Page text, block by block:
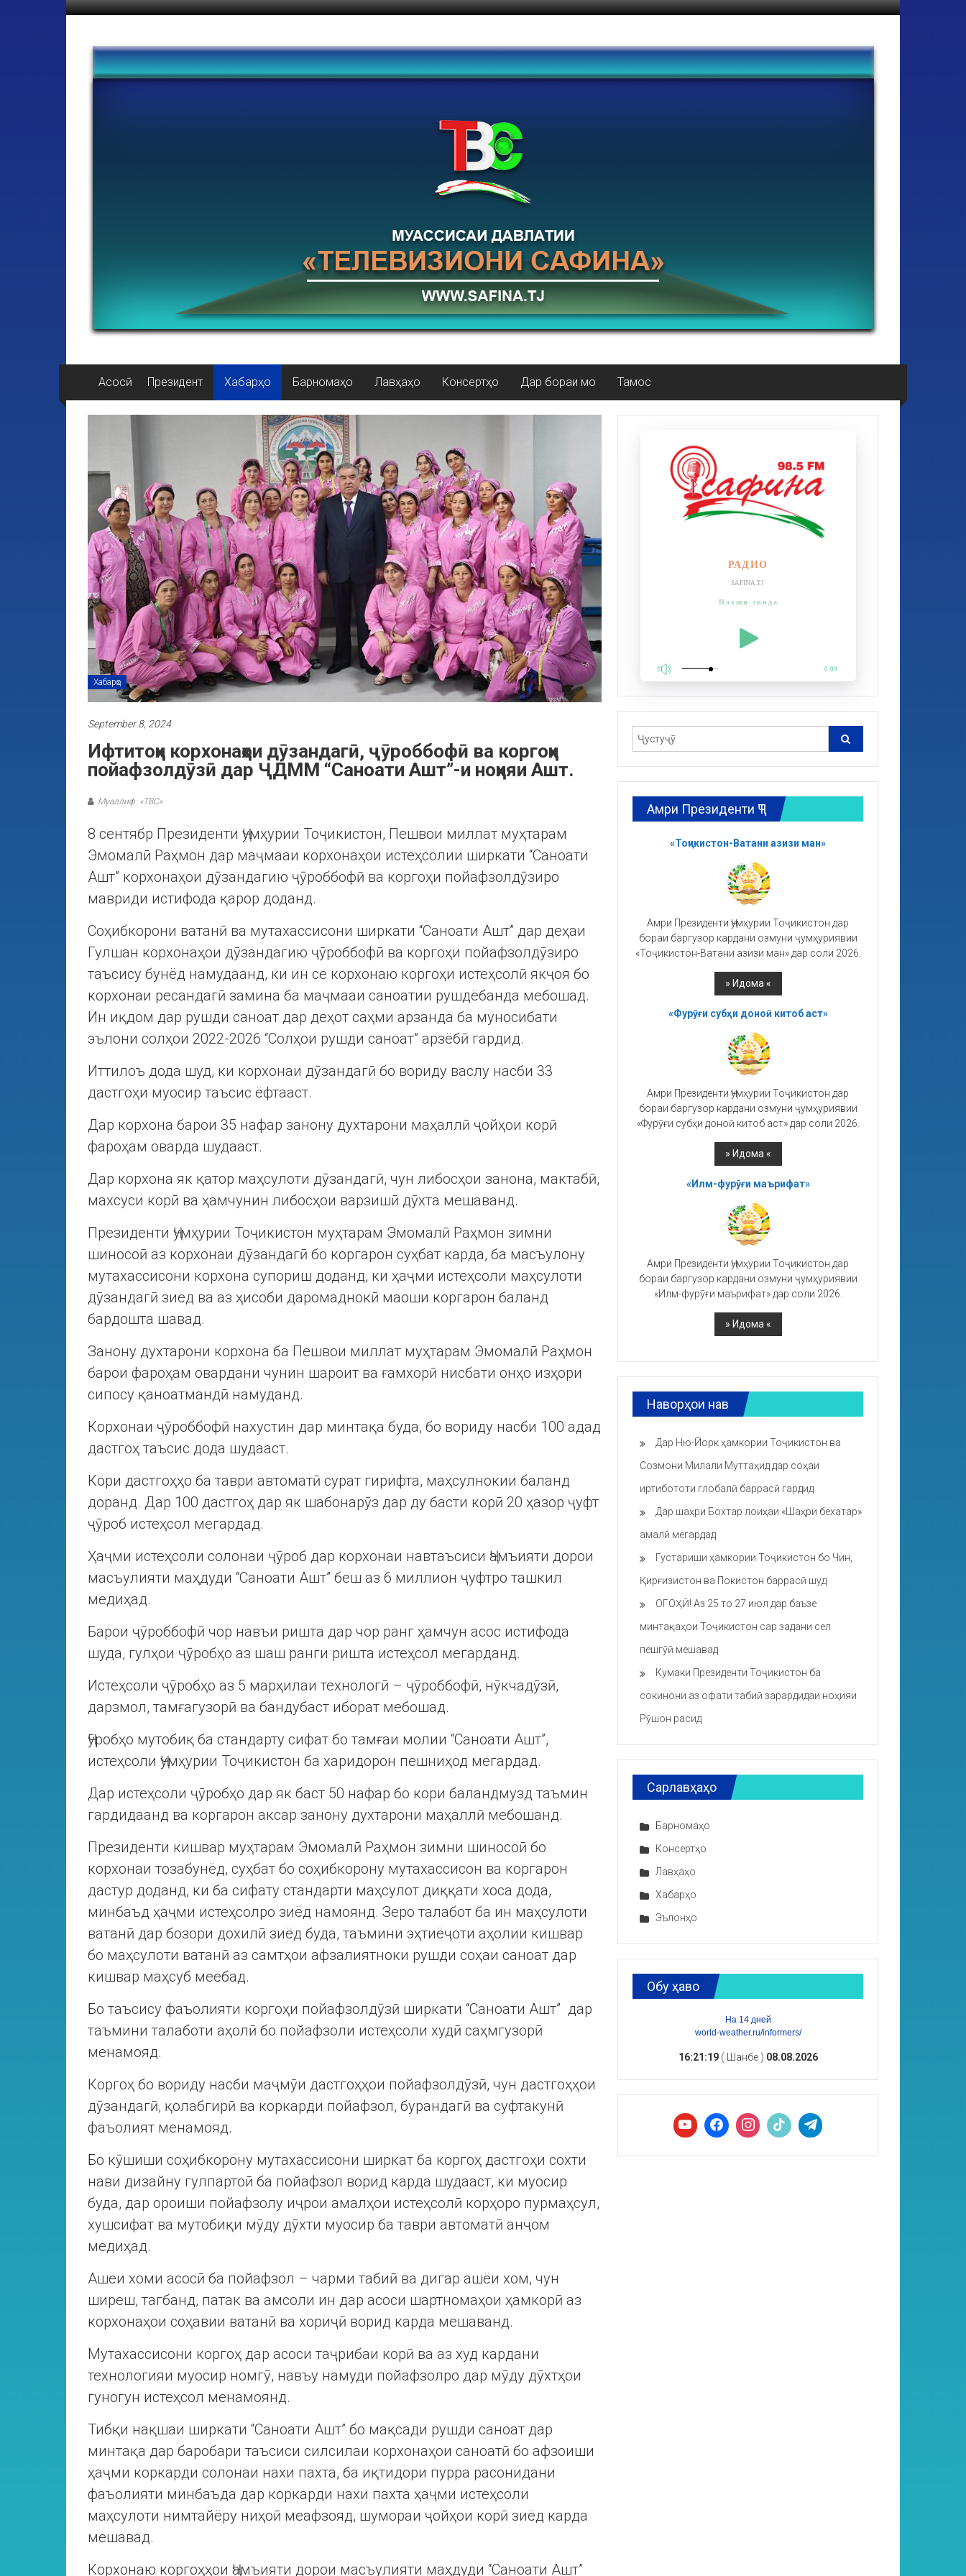
Асосӣ Президент Хабарҳо Барномаҳо Лавҳаҳо Консертҳо Дар бораи мо Тамос
Хабарҳо
September 8, 2024
Ифтитоҳи корхонаҳои дӯзандагӣ, ҷӯроббофӣ ва коргоҳи
пойафзолдӯзӣ дар ҶДММ “Саноати Ашт”-и ноҳияи Ашт.
Муаллиф: «ТВС»
8 сентябр Президенти Ҷумҳурии Тоҷикистон, Пешвои миллат муҳтарам
Эмомалӣ Раҳмон дар маҷмааи корхонаҳои истеҳсолии ширкати “Саноати
Ашт” корхонаҳои дӯзандагию ҷӯроббофӣ ва коргоҳи пойафзолдӯзиро
мавриди истифода қарор доданд.
Соҳибкорони ватанӣ ва мутахассисони ширкати “Саноати Ашт” дар деҳаи
Гулшан корхонаҳои дӯзандагию ҷӯроббофӣ ва коргоҳи пойафзолдӯзиро
таъсису бунёд намудаанд, ки ин се корхонаю коргоҳи истеҳсолӣ якҷоя бо
корхонаи ресандагӣ замина ба маҷмааи саноатии рушдёбанда мебошад.
Ин иқдом дар рушди саноат дар деҳот саҳми арзанда ба муносибати
эълони солҳои 2022-2026 “Солҳои рушди саноат” арзёбӣ гардид.
Иттилоъ дода шуд, ки корхонаи дӯзандагӣ бо вориду васлу насби 33
дастгоҳи муосир таъсис ёфтааст.
Дар корхона барои 35 нафар занону духтарони маҳаллӣ ҷойҳои корӣ
фароҳам оварда шудааст.
Дар корхона як қатор маҳсулоти дӯзандагӣ, чун либосҳои занона, мактабӣ,
махсуси корӣ ва ҳамчунин либосҳои варзишӣ дӯхта мешаванд.
Президенти Ҷумҳурии Тоҷикистон муҳтарам Эмомалӣ Раҳмон зимни
шиносоӣ аз корхонаи дӯзандагӣ бо коргарон суҳбат карда, ба масъулону
мутахассисони корхона супориш доданд, ки ҳаҷми истеҳсоли маҳсулоти
дӯзандагӣ зиёд ва аз ҳисоби даромаднокӣ маоши коргарон баланд
бардошта шавад.
Занону духтарони корхона ба Пешвои миллат муҳтарам Эмомалӣ Раҳмон
барои фароҳам овардани чунин шароит ва ғамхорӣ нисбати онҳо изҳори
сипосу қаноатмандӣ намуданд.
Корхонаи ҷӯроббофӣ нахустин дар минтақа буда, бо вориду насби 100 адад
дастгоҳ таъсис дода шудааст.
Кори дастгоҳҳо ба таври автоматӣ сурат гирифта, маҳсулнокии баланд
доранд. Дар 100 дастгоҳ дар як шабонарӯз дар ду басти корӣ 20 ҳазор ҷуфт
ҷӯроб истеҳсол мегардад.
Ҳаҷми истеҳсоли солонаи ҷӯроб дар корхонаи навтаъсиси Ҷамъияти дорои
масъулияти маҳдуди “Саноати Ашт” беш аз 6 миллион ҷуфтро ташкил
медиҳад.
Барои ҷӯроббофӣ чор навъи ришта дар чор ранг ҳамчун асос истифода
шуда, гулҳои ҷӯробҳо аз шаш ранги ришта истеҳсол мегарданд.
Истеҳсоли ҷӯробҳо аз 5 марҳилаи технологӣ – ҷӯроббофӣ, нӯкчадӯзӣ,
дарзмол, тамғагузорӣ ва бандубаст иборат мебошад.
Ҷӯробҳо мутобиқ ба стандарту сифат бо тамғаи молии “Саноати Ашт”,
истеҳсоли Ҷумҳурии Тоҷикистон ба харидорон пешниҳод мегардад.
Дар истеҳсоли ҷӯробҳо дар як баст 50 нафар бо кори баландмузд таъмин
гардидаанд ва коргарон аксар занону духтарони маҳаллӣ мебошанд.
Президенти кишвар муҳтарам Эмомалӣ Раҳмон зимни шиносоӣ бо
корхонаи тозабунёд, суҳбат бо соҳибкорону мутахассисон ва коргарон
дастур доданд, ки ба сифату стандарти маҳсулот диққати хоса дода,
минбаъд ҳаҷми истеҳсолро зиёд намоянд. Зеро талабот ба ин маҳсулоти
ватанӣ дар бозори дохилӣ зиёд буда, таъмини эҳтиёҷоти аҳолии кишвар
бо маҳсулоти ватанӣ аз самтҳои афзалиятноки рушди соҳаи саноат дар
кишвар маҳсуб меёбад.
Бо таъсису фаъолияти коргоҳи пойафзолдӯзӣ ширкати “Саноати Ашт” дар
таъмини талаботи аҳолӣ бо пойафзоли истеҳсоли худӣ саҳмгузорӣ
менамояд.
Коргоҳ бо вориду насби маҷмӯи дастгоҳҳои пойафзолдӯзӣ, чун дастгоҳҳои
дӯзандагӣ, қолабгирӣ ва коркарди пойафзол, бурандагӣ ва суфтакунӣ
фаъолият менамояд.
Бо кӯшиши соҳибкорону мутахассисони ширкат ба коргоҳ дастгоҳи сохти
нави дизайну гулпартоӣ ба пойафзол ворид карда шудааст, ки муосир
буда, дар ороиши пойафзолу иҷрои амалҳои истеҳсолӣ корҳоро пурмаҳсул,
хушсифат ва мутобиқи мӯду дӯхти муосир ба таври автоматӣ анҷом
медиҳад.
Ашёи хоми асосӣ ба пойафзол – чарми табиӣ ва дигар ашёи хом, чун
ширеш, тагбанд, патак ва амсоли ин дар асоси шартномаҳои ҳамкорӣ аз
корхонаҳои соҳавии ватанӣ ва хориҷӣ ворид карда мешаванд.
Мутахассисони коргоҳ дар асоси таҷрибаи корӣ ва аз худ кардани
технологияи муосир номгӯ, навъу намуди пойафзолро дар мӯду дӯхтҳои
гуногун истеҳсол менамоянд.
Тибқи нақшаи ширкати “Саноати Ашт” бо мақсади рушди саноат дар
минтақа дар баробари таъсиси силсилаи корхонаҳои саноатӣ бо афзоиши
ҳаҷми коркарди солонаи нахи пахта, ба иқтидори пурра расонидани
фаъолияти минбаъда дар коркарди нахи пахта ҳаҷми истеҳсоли
маҳсулоти нимтайёру ниҳоӣ меафзояд, шумораи ҷойҳои корӣ зиёд карда
мешавад.
Корхонаю коргоҳҳои Ҷамъияти дорои масъулияти маҳдуди “Саноати Ашт”
РАДИО
SAFINA.TJ
Пахши зинда
0:00
Амри Президенти ҶТ
«Тоҷикистон-Ватани азизи ман»
Амри Президенти Ҷумҳурии Тоҷикистон дар
бораи баргузор кардани озмуни ҷумҳуриявии
«Тоҷикистон-Ватани азизи ман» дар соли 2026.
«Фурӯғи субҳи доноӣ китоб аст»
Амри Президенти Ҷумҳурии Тоҷикистон дар
бораи баргузор кардани озмуни ҷумҳуриявии
«Фурӯғи субҳи доноӣ китоб аст» дар соли 2026.
«Илм-фурӯғи маърифат»
Амри Президенти Ҷумҳурии Тоҷикистон дар
бораи баргузор кардани озмуни ҷумҳуриявии
«Илм-фурӯғи маърифат» дар соли 2026.
Наворҳои нав
Дар Ню-Йорк ҳамкории Тоҷикистон ва
Созмони Милали Муттаҳид дар соҳаи
иртибототи глобалӣ баррасӣ гардид
Дар шаҳри Бохтар лоиҳаи «Шаҳри бехатар»
амалӣ мегардад
Густариши ҳамкории Тоҷикистон бо Чин,
Қирғизистон ва Покистон баррасӣ шуд
ОГОҲӢ! Аз 25 то 27 июл дар баъзе
минтақаҳои Тоҷикистон сар задани сел
пешгӯӣ мешавад
Кумаки Президенти Тоҷикистон ба
сокинони аз офати табиӣ зарардидаи ноҳияи
Рӯшон расид
Сарлавҳаҳо
Барномаҳо
Консертҳо
Лавҳаҳо
Хабарҳо
Эълонҳо
Обу ҳаво
На 14 дней
world-weather.ru/informers/
16:21:20( Шанбе ) 08.08.2026